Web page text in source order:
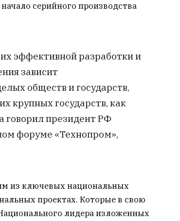
серийного производства
эффективной разработки и
зависит
обществ и государств,
крупных государств, как
говорил президент РФ
форуме «Технопром»,
из ключевых национальных
проектах. Которые в свою
лидера изложенных